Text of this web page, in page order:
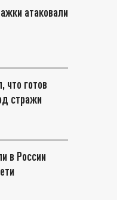
атаковали
что готов
стражи
в России